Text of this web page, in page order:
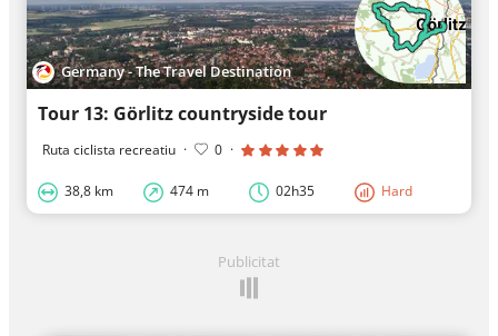
Germany - The Travel Destination
Tour 13: Görlitz countryside tour
Ruta ciclista recreatiu · 0 ·
38,8 km 474 m 02h35 Hard
Publicitat